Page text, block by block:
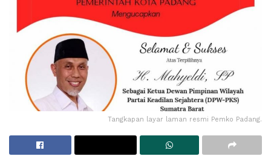
Tangkapan layar laman resmi Pemko Padang.